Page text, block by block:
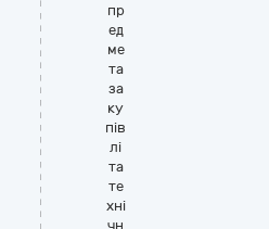
пр
ед
ме
та
за
ку
пів
лі
та
те
хні
чн